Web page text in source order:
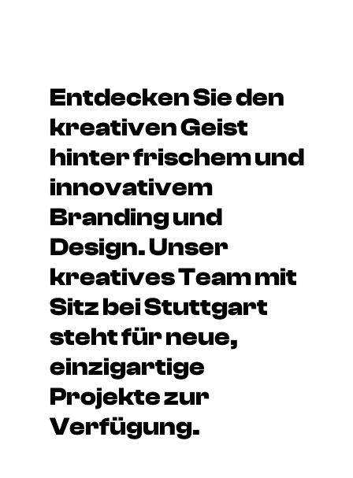
Entdecken Sie den
kreativen Geist
hinter frischem und
innovativem
Branding und
Design. Unser
kreatives Team mit
Sitz bei Stuttgart
steht für neue,
einzigartige
Projekte zur
Verfügung.